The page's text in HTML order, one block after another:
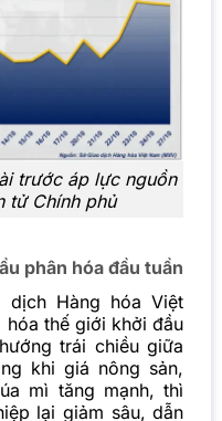
trước áp lực nguồn
tử Chính phủ
phân hóa đầu tuần
dịch Hàng hóa Việt
hóa thế giới khởi đầu
trái chiều giữa
khi giá nông sản,
mì tăng mạnh, thì
lại giảm sâu, dẫn